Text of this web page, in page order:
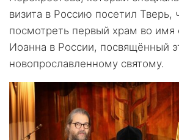
визита в Россию посетил Тверь,
посмотреть первый храм во имя
Иоанна в России, посвящённый
новопрославленному святому.